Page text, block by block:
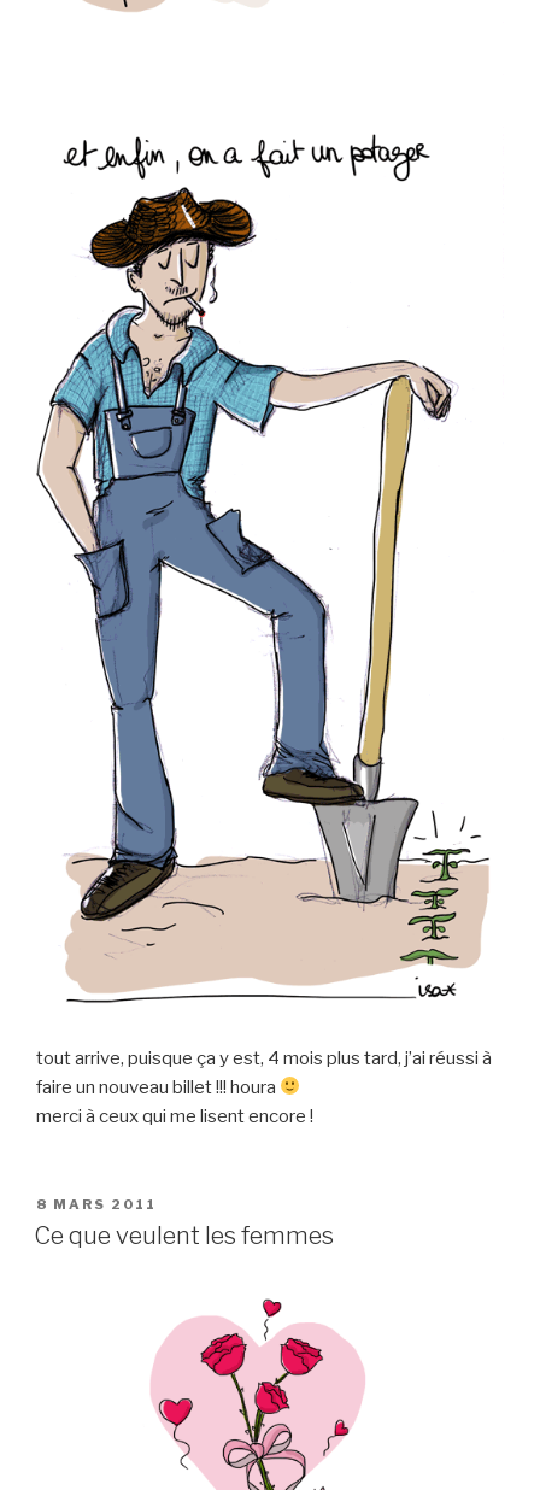
tout arrive, puisque ça y est, 4 mois plus tard, j’ai réussi à
faire un nouveau billet !!! houra
merci à ceux qui me lisent encore !
PUBLIÉ
LE
8 MARS 2011
Ce que veulent les femmes